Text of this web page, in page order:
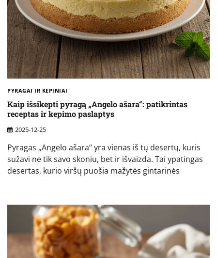
PYRAGAI IR KEPINIAI
Kaip išsikepti pyragą „Angelo ašara“: patikrintas
receptas ir kepimo paslaptys
2025-12-25
Pyragas „Angelo ašara“ yra vienas iš tų desertų, kuris
sužavi ne tik savo skoniu, bet ir išvaizda. Tai ypatingas
desertas, kurio viršų puošia mažytės gintarinės